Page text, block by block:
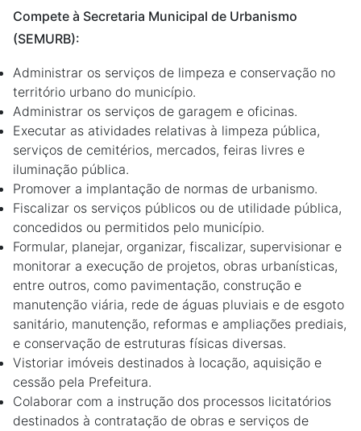
Compete à Secretaria Municipal de Urbanismo
(SEMURB):
Administrar os serviços de limpeza e conservação no
território urbano do município.
Administrar os serviços de garagem e oficinas.
Executar as atividades relativas à limpeza pública,
serviços de cemitérios, mercados, feiras livres e
iluminação pública.
Promover a implantação de normas de urbanismo.
Fiscalizar os serviços públicos ou de utilidade pública,
concedidos ou permitidos pelo município.
Formular, planejar, organizar, fiscalizar, supervisionar e
monitorar a execução de projetos, obras urbanísticas,
entre outros, como pavimentação, construção e
manutenção viária, rede de águas pluviais e de esgoto
sanitário, manutenção, reformas e ampliações prediais,
e conservação de estruturas físicas diversas.
Vistoriar imóveis destinados à locação, aquisição e
cessão pela Prefeitura.
Colaborar com a instrução dos processos licitatórios
destinados à contratação de obras e serviços de